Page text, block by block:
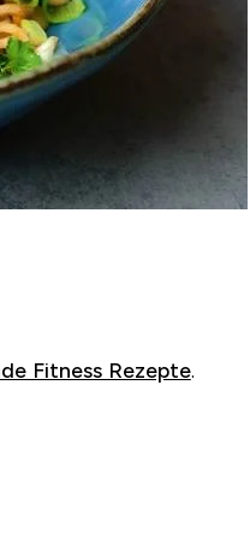
Fitness Rezepte.